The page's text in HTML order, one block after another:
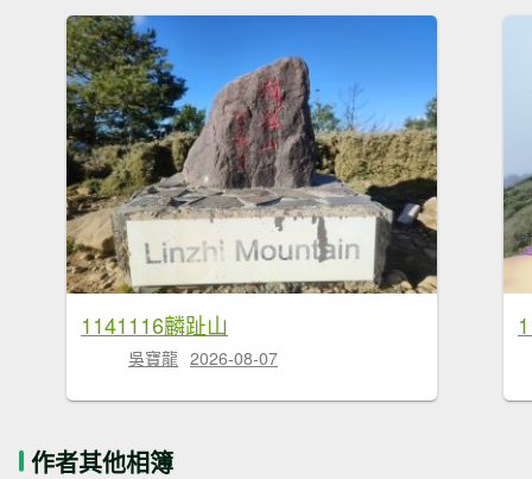
1141116麟趾山
吳寶龍 2026-08-07
作者其他相簿